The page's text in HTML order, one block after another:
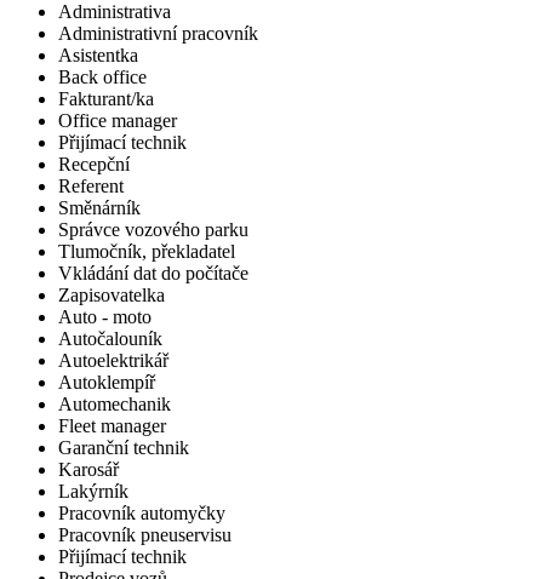
Administrativa
Administrativní pracovník
Asistentka
Back office
Fakturant/ka
Office manager
Přijímací technik
Recepční
Referent
Směnárník
Správce vozového parku
Tlumočník, překladatel
Vkládání dat do počítače
Zapisovatelka
Auto - moto
Autočalouník
Autoelektrikář
Autoklempíř
Automechanik
Fleet manager
Garanční technik
Karosář
Lakýrník
Pracovník automyčky
Pracovník pneuservisu
Přijímací technik